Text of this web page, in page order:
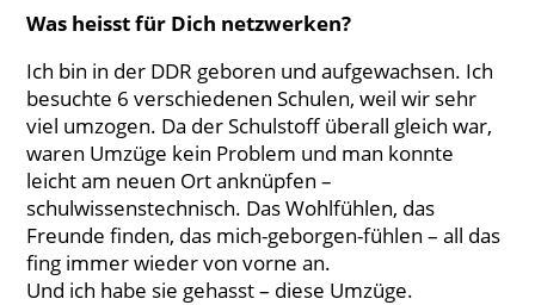
Was heisst für Dich netzwerken?
Ich bin in der DDR geboren und aufgewachsen. Ich
besuchte 6 verschiedenen Schulen, weil wir sehr
viel umzogen. Da der Schulstoff überall gleich war,
waren Umzüge kein Problem und man konnte
leicht am neuen Ort anknüpfen –
schulwissenstechnisch. Das Wohlfühlen, das
Freunde finden, das mich-geborgen-fühlen – all das
fing immer wieder von vorne an.
Und ich habe sie gehasst – diese Umzüge.